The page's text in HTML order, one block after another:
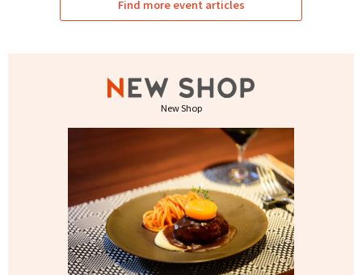
Find more event articles
New Shop